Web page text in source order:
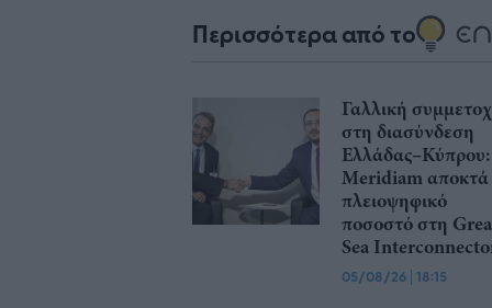
Περισσότερα από το
Γαλλική
στη διασύνδεση
Meridiam αποκτά
πλειοψηφικό
ποσοστό στη
Sea
05/08/26 | 18:15